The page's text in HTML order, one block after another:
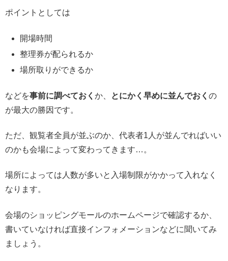
ポイントとしては
開場時間
整理券が配られるか
場所取りができるか
などを事前に調べておく か、 とにかく早めに並んでおく の
が最大の勝因です。
ただ、観覧者全員が並ぶのか、代表者1人が並んでればいい
のかも会場によって変わってきます…。
場所によっては人数が多いと入場制限がかかって入れなく
なります。
会場のショッピングモールのホームページで確認するか、
書いていなければ直接インフォメーションなどに聞いてみ
ましょう。